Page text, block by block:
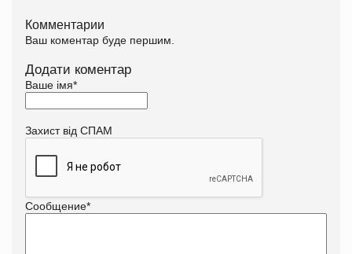
Комментарии
Ваш коментар буде першим.
Додати коментар
Ваше імя*
Захист від СПАМ
Сообщение*